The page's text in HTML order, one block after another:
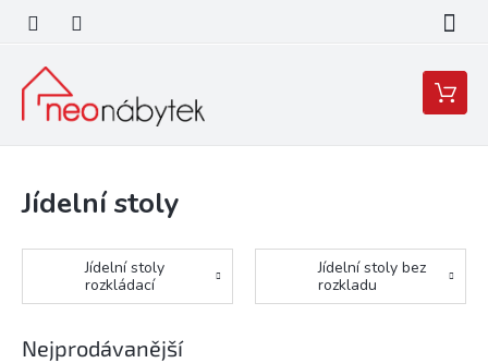
obsah
Nákupní
košík
Jídelní stoly
Jídelní stoly
rozkládací
Jídelní stoly bez
rozkladu
Nejprodávanější